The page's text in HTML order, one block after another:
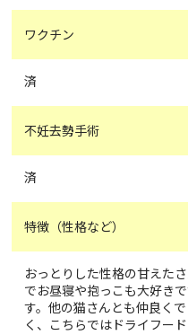
ワクチン
済
不妊去勢手術
済
特徴（性格など）
おっとりした性格の甘えた
でお昼寝や抱っこも大好き
す。他の猫さんとも仲良く
く、こちらではドライフード